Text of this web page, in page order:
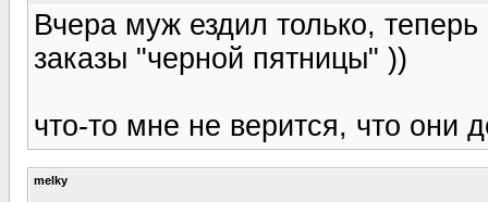
Вчера муж ездил только,
заказы "черной пятницы" ))
что-то мне не верится, что они
melky